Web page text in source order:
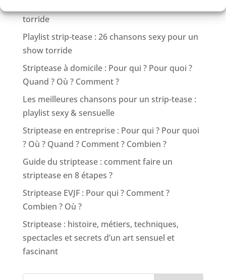
torride
Playlist strip-tease : 26 chansons sexy pour un
show torride
Striptease à domicile : Pour qui ? Pour quoi ?
Quand ? Où ? Comment ?
Les meilleures chansons pour un strip-tease :
playlist sexy & sensuelle
Striptease en entreprise : Pour qui ? Pour quoi
? Où ? Quand ? Comment ? Combien ?
Guide du striptease : comment faire un
striptease en 8 étapes ?
Striptease EVJF : Pour qui ? Comment ?
Combien ? Où ?
Striptease : histoire, métiers, techniques,
spectacles et secrets d’un art sensuel et
fascinant